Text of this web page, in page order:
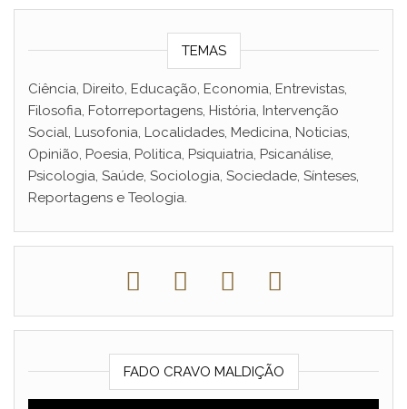
TEMAS
Ciência, Direito, Educação, Economia, Entrevistas,
Filosofia, Fotorreportagens, História, Intervenção
Social, Lusofonia, Localidades, Medicina, Noticias,
Opinião, Poesia, Politica, Psiquiatria, Psicanálise,
Psicologia, Saúde, Sociologia, Sociedade, Sínteses,
Reportagens e Teologia.
FADO CRAVO MALDIÇÃO